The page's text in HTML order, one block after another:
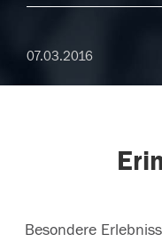
07.03.2016
Besondere